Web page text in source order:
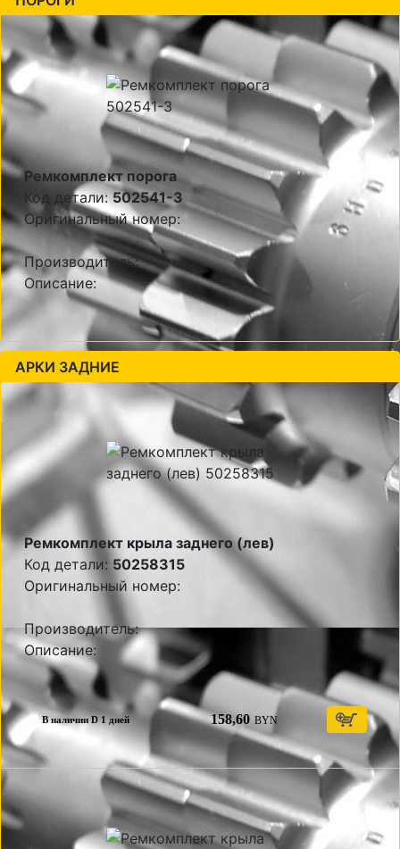
Ремкомплект порога
Код детали:502541-3
Оригинальный номер:
Производитель:
Описание:
АРКИ ЗАДНИЕ
Ремкомплект крыла заднего (лев)
Код детали: 50258315
Оригинальный номер:
Производитель:
Описание:
В наличии D 1 дней 158,60 BYN